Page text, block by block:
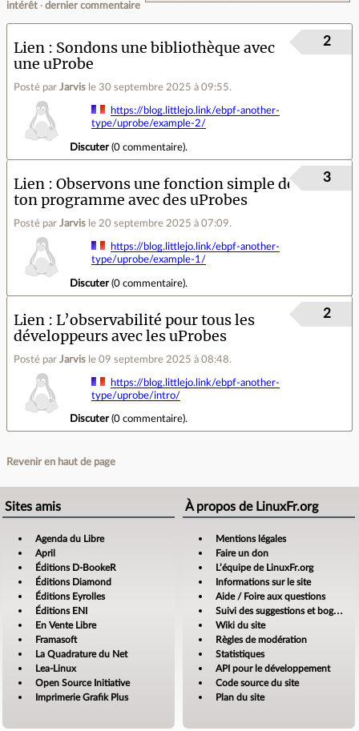
intérêt
dernier commentaire
Lien
Sondons une bibliothèque avec
une uProbe
Posté par Jarvis le 30 septembre 2025 à 09:55.
2
https://blog.littlejo.link/ebpf-another-
type/uprobe/example-2/
Discuter(0 commentaire).
Lien
Observons une fonction simple de
ton programme avec des uProbes
Posté par Jarvis le 20 septembre 2025 à 07:09.
3
https://blog.littlejo.link/ebpf-another-
type/uprobe/example-1/
Discuter(0 commentaire).
Lien
L’observabilité pour tous les
développeurs avec les uProbes
Posté par Jarvis le 09 septembre 2025 à 08:48.
2
https://blog.littlejo.link/ebpf-another-
type/uprobe/intro/
Discuter(0 commentaire).
Revenir en haut de page
Sites amis
Agenda du Libre
April
Éditions D-BookeR
Éditions Diamond
Éditions Eyrolles
Éditions ENI
En Vente Libre
Framasoft
La Quadrature du Net
Lea-Linux
Open Source Initiative
Imprimerie Grafik Plus
À propos de LinuxFr.org
Mentions légales
Faire un don
L’équipe de LinuxFr.org
Informations sur le site
Aide / Foire aux questions
Suivi des suggestions et bogues
Wiki du site
Règles de modération
Statistiques
API pour le développement
Code source du site
Plan du site